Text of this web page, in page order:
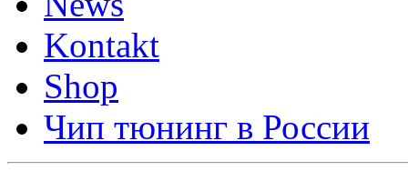
Kontakt
Shop
Чип тюнинг в России